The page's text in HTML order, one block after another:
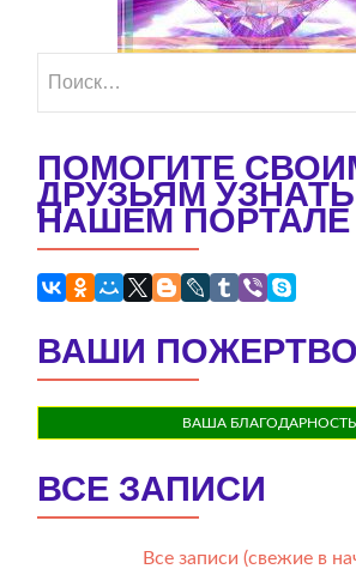
ПОМОГИТЕ
ДРУЗЬЯМ
НАШЕМ ПОРТАЛЕ
ВАШИ
ВАША БЛАГОДАРНОСТЬ
ВСЕ ЗАПИСИ
Все записи (свежие в